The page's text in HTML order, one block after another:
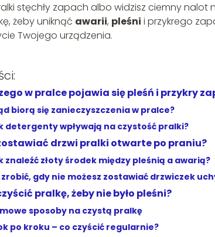
stęchły zapach albo widzisz ciemny
żeby uniknąć awarii, pleśni i przykrego
Twojego urządzenia.
w pralce pojawia się pleśń i przykry
biorą się zanieczyszczenia w pralce?
detergenty wpływają na czystość pralki?
drzwi pralki otwarte po praniu?
znaleźć złoty środek między pleśnią a awarią?
zrobić, gdy nie możesz zostawiać drzwiczek
pralkę, żeby nie było pleśni?
sposoby na czystą pralkę
po kroku – co czyścić regularnie?